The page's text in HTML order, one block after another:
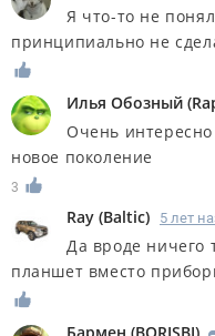
Я что-то не
принципиально не
Илья Обозный (
Очень интересно
новое поколение
3
Ray (Baltic) 5 лет
Да вроде ничего
планшет вместо